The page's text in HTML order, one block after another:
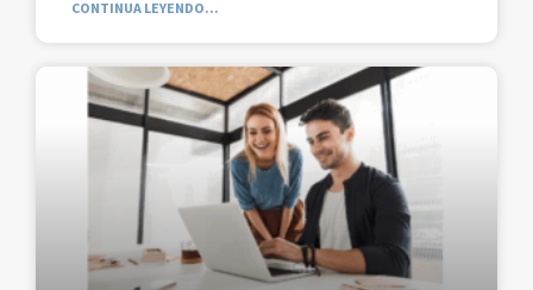
CONTINUA LEYENDO...